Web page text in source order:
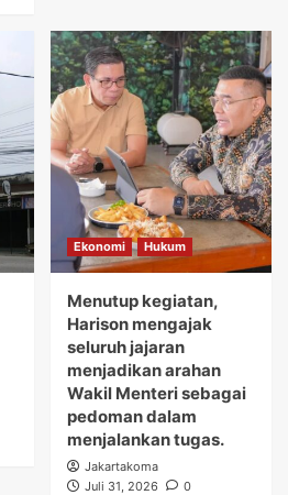
Ekonomi Hukum
Menutup kegiatan,
Harison mengajak
seluruh jajaran
menjadikan arahan
Wakil Menteri sebagai
pedoman dalam
menjalankan tugas.
Jakartakoma
Juli 31, 2026
0